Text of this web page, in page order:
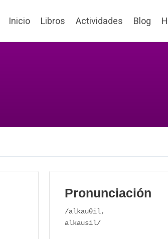
Inicio Libros Actividades Blog
Pronunciación
/alkauθil,
alkausil/